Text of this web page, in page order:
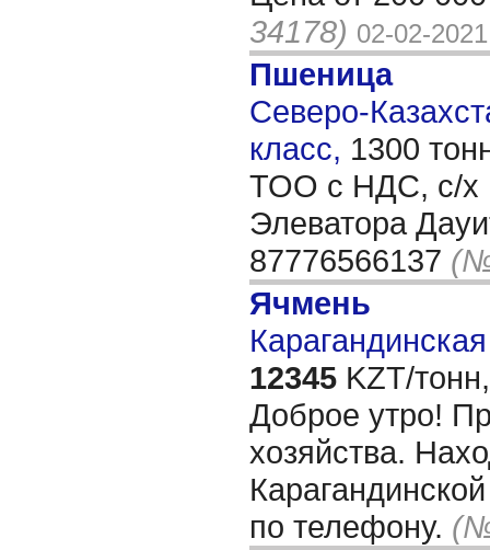
34178) 02-02-2021
Пшеница
Северо-
класс, 1300
ТОО с НДС, с/х
Элеватора
87776566137
Ячмень
12345 KZT/тонн,
Доброе утро!
хозяйства.
по телефону.